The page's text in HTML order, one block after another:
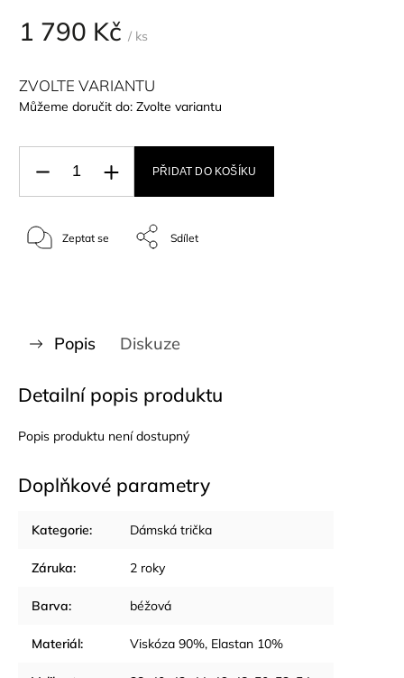
1 790 Kč / ks
ZVOLTE VARIANTU
Můžeme doručit do: Zvolte variantu
PŘIDAT DO KOŠÍKU
Zeptat se Sdílet
Popis Diskuze
Detailní popis produktu
Popis produktu není dostupný
Doplňkové parametry
Kategorie: Dámská trička
Záruka: 2 roky
Barva: béžová
Materiál: Viskóza 90%, Elastan 10%